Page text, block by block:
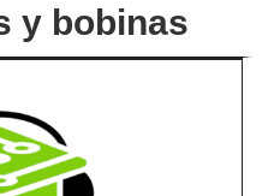
y bobinas